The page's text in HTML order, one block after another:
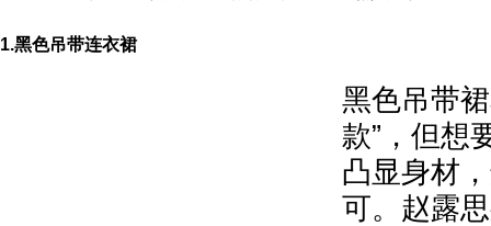
1.黑色吊带连衣裙
黑色吊带
款”，但想
凸显身材
可。赵露